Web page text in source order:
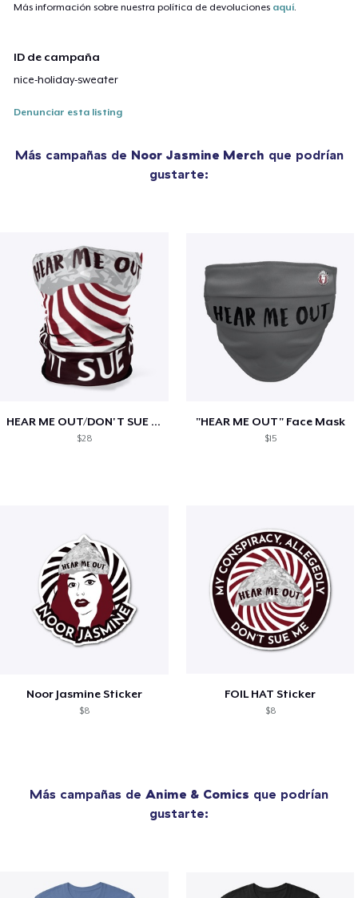
Más información sobre nuestra política de devoluciones aquí
ID de campaña
nice-holiday-sweater
Denunciar esta listing
Más campañas de Noor Jasmine Merch que podrían
gustarte:
HEAR ME OUT/DON'T SUE ME Neck Gaiter
$28
"HEAR ME OUT" Face Mask
$15
Noor Jasmine Sticker
$8
FOIL HAT Sticker
$8
Más campañas de Anime & Comics que podrían
gustarte: